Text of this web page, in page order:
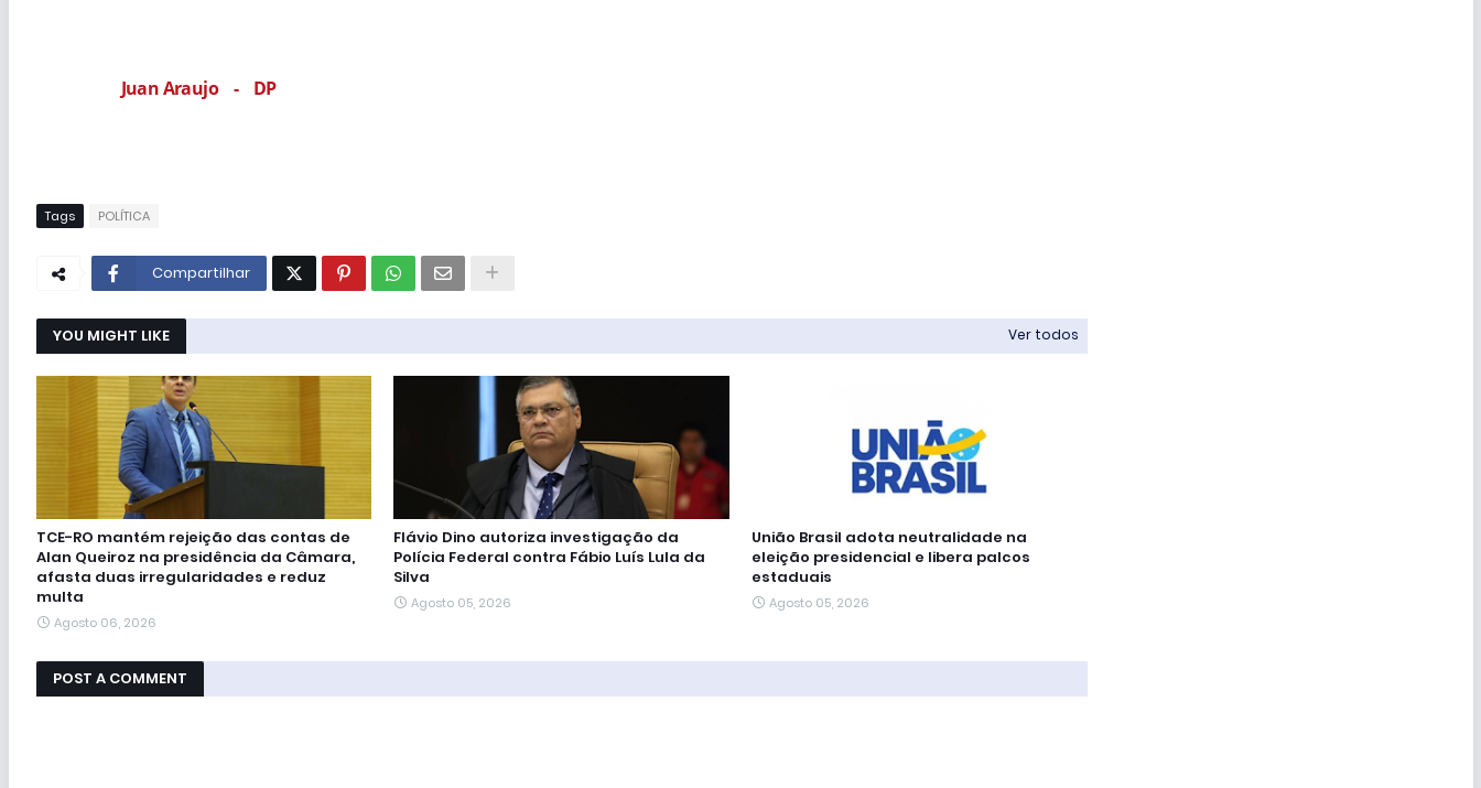
Juan Araujo - DP
Tags POLÍTICA
Compartilhar
YOU MIGHT LIKE Ver todos
TCE-RO mantém rejeição das contas de
Alan Queiroz na presidência da Câmara,
afasta duas irregularidades e reduz
multa
Agosto 06, 2026
Flávio Dino autoriza investigação da
Polícia Federal contra Fábio Luís Lula da
Silva
Agosto 05, 2026
União Brasil adota neutralidade na
eleição presidencial e libera palcos
estaduais
Agosto 05, 2026
POST A COMMENT